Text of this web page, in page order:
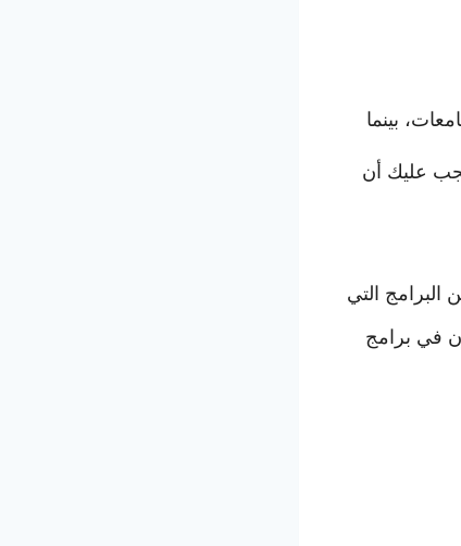
بينما
العالم. ولكن يجب عليك أن
البرامج التي
في برامج